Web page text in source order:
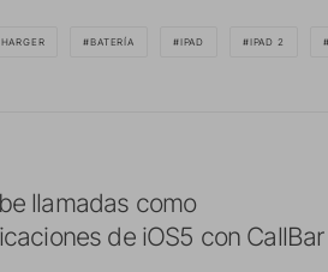
BATERÍA IPAD IPAD 2
llamadas como
de iOS5 con CallBar